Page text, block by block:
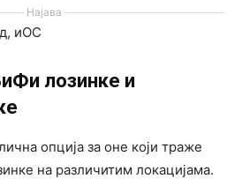
Најава
иОС
лозинке и
опција за оне који траже
на различитим локацијама.